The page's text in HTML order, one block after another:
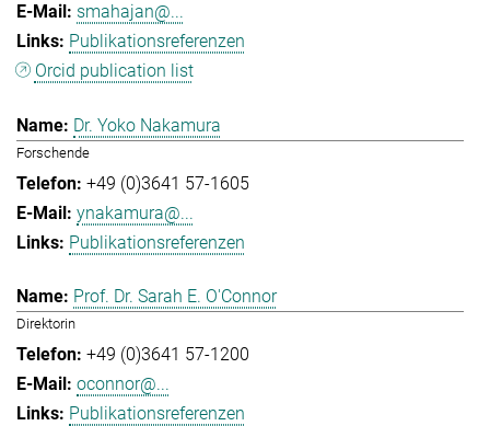
smahajan@...
Publikationsreferenzen
Orcid publication list
Dr. Yoko Nakamura
Forschende
+49 (0)3641 57-1605
ynakamura@...
Publikationsreferenzen
Prof. Dr. Sarah E. O'Connor
Direktorin
+49 (0)3641 57-1200
oconnor@...
Publikationsreferenzen